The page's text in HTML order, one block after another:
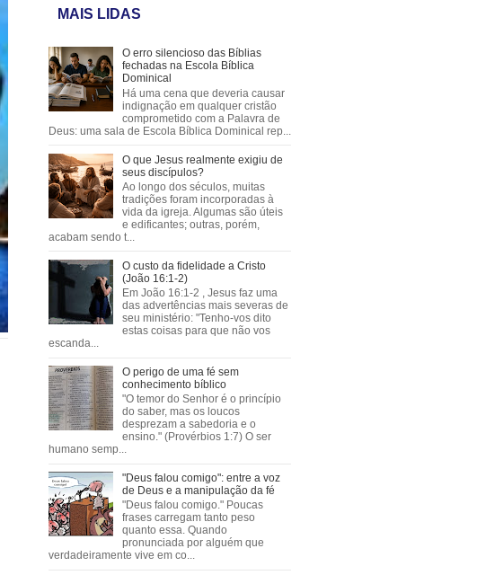
MAIS LIDAS
O erro silencioso das Bíblias
fechadas na Escola Bíblica
Dominical
Há uma cena que deveria causar
indignação em qualquer cristão
comprometido com a Palavra de
Deus: uma sala de Escola Bíblica Dominical rep...
O que Jesus realmente exigiu de
seus discípulos?
Ao longo dos séculos, muitas
tradições foram incorporadas à
vida da igreja. Algumas são úteis
e edificantes; outras, porém,
acabam sendo t...
O custo da fidelidade a Cristo
(João 16:1-2)
Em João 16:1-2 , Jesus faz uma
das advertências mais severas de
seu ministério: "Tenho-vos dito
estas coisas para que não vos
escanda...
O perigo de uma fé sem
conhecimento bíblico
"O temor do Senhor é o princípio
do saber, mas os loucos
desprezam a sabedoria e o
ensino." (Provérbios 1:7) O ser
humano semp...
"Deus falou comigo": entre a voz
de Deus e a manipulação da fé
"Deus falou comigo." Poucas
frases carregam tanto peso
quanto essa. Quando
pronunciada por alguém que
verdadeiramente vive em co...